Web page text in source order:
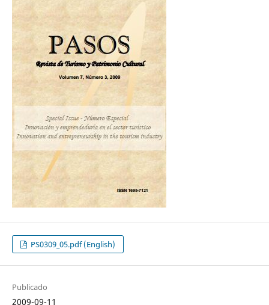
PS0309_05.pdf (English)
Publicado
2009-09-11